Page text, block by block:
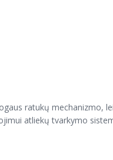
ratukų mechanizmo,
atliekų tvarkymo